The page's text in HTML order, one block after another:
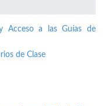
Acceso a las Guías de
de Clase